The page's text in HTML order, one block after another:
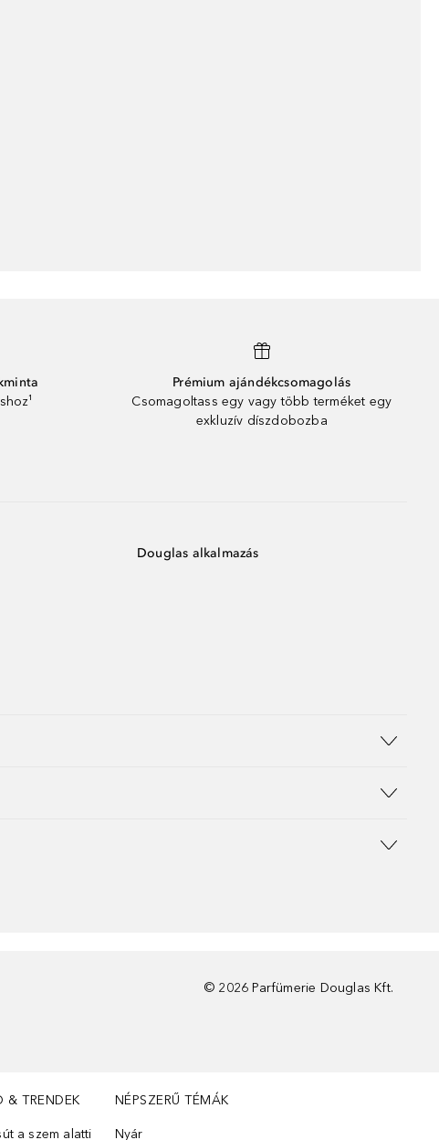
Prémium ajándékcsomagolás
Csomagoltass egy vagy több terméket egy
exkluzív díszdobozba
Douglas alkalmazás
© 2026 Parfümerie Douglas Kft.
& TRENDEK
a szem alatti
NÉPSZERŰ TÉMÁK
Nyár